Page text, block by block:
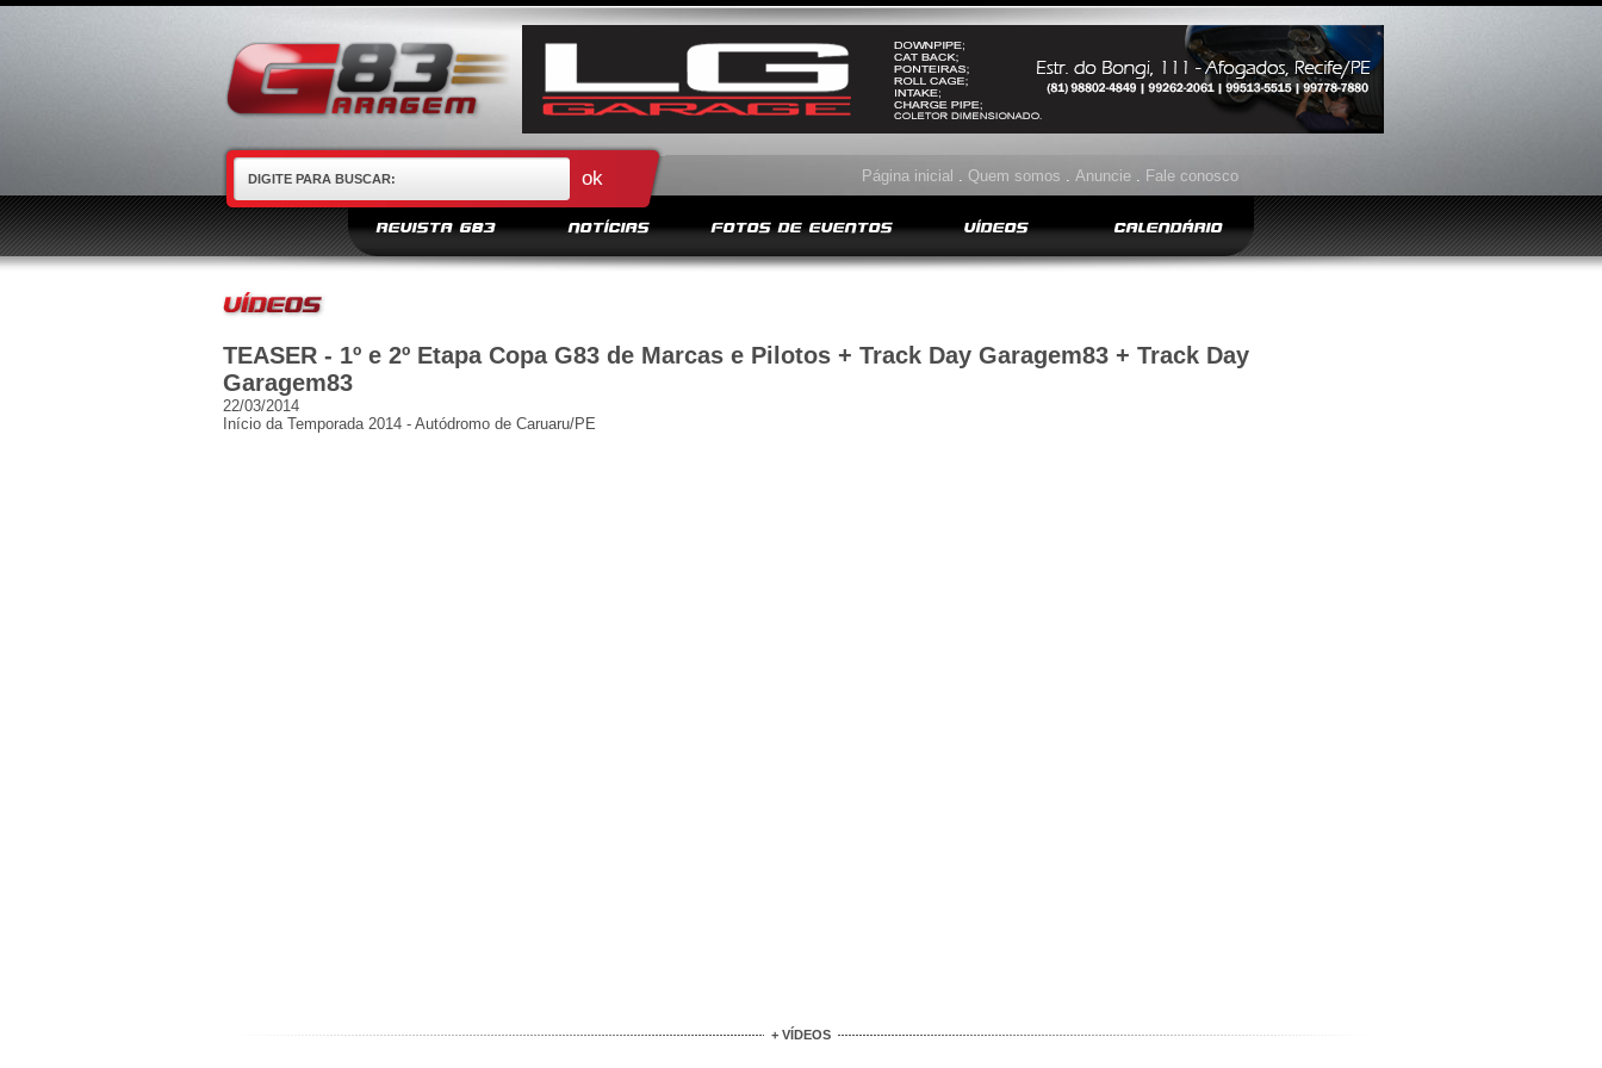
Página inicial . Quem somos . Anuncie . Fale conosco
REVISTA G83 NOTÍCIAS FOTOS DE EVENTOS VÍDEOS CALENDÁRIO
TEASER - 1º e 2º Etapa Copa G83 de Marcas e Pilotos + Track Day Garagem83 + Track Day
Garagem83
22/03/2014
Início da Temporada 2014 - Autódromo de Caruaru/PE
+ VÍDEOS